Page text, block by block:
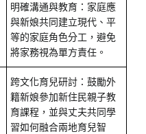
明確溝通與教育：家庭應
與新娘共同建立現代、平
等的家庭角色分工，避免
將家務視為單方責任。
跨文化育兒研討：鼓勵外
籍新娘參加新住民親子教
育課程，並與丈夫共同學
習如何融合兩地育兒智